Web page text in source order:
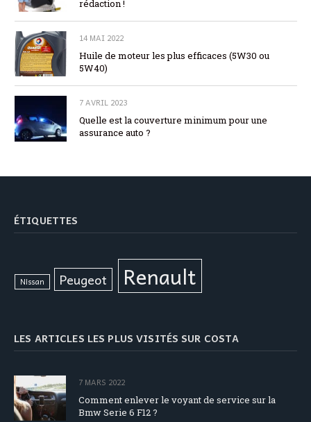
rédaction !
14 MAI 2022
Huile de moteur les plus efficaces (5W30 ou
5W40)
7 AVRIL 2023
Quelle est la couverture minimum pour une
assurance auto ?
ÉTIQUETTES
Nissan Peugeot Renault
LES ARTICLES LES PLUS VISITÉS SUR COSTA
7 MARS 2022
Comment enlever le voyant de service sur la
Bmw Serie 6 F12 ?